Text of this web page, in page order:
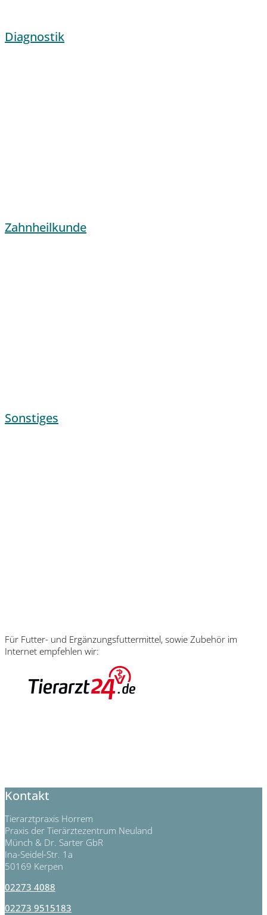
Diagnostik
Zahnheilkunde
Sonstiges
Für Futter- und Ergänzungsfuttermittel, sowie Zubehör im
Internet empfehlen wir:
Kontakt
Tierarztpraxis Horrem
Praxis der Tierärztezentrum Neuland
Münch & Dr. Sarter GbR
Ina-Seidel-Str. 1a
50169 Kerpen
02273 4088
02273 9515183